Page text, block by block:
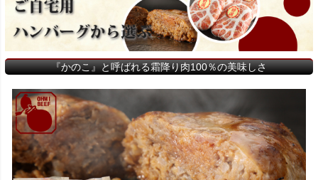
『かのこ』と呼ばれる霜降り肉100％の美味しさ